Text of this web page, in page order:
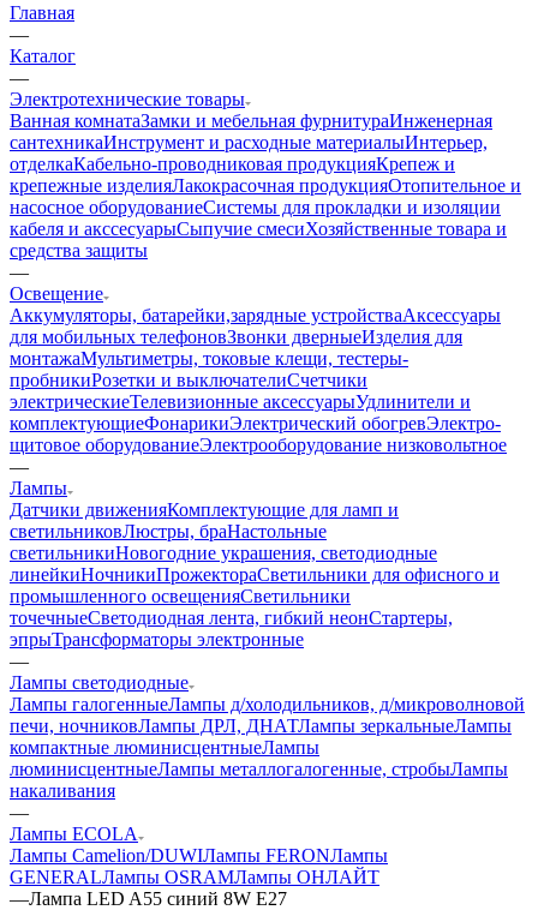
Главная
—
Каталог
—
Электротехнические товары
Ванная комнатаЗамки и мебельная фурнитураИнженерная
сантехникаИнструмент и расходные материалыИнтерьер,
отделкаКабельно-проводниковая продукцияКрепеж и
крепежные изделияЛакокрасочная продукцияОтопительное и
насосное оборудованиеСистемы для прокладки и изоляции
кабеля и акссесуарыСыпучие смесиХозяйственные товара и
средства защиты
—
Освещение
Аккумуляторы, батарейки,зарядные устройстваАксессуары
для мобильных телефоновЗвонки дверныеИзделия для
монтажаМультиметры, токовые клещи, тестеры-
пробникиРозетки и выключателиСчетчики
электрическиеТелевизионные аксессуарыУдлинители и
комплектующиеФонарикиЭлектрический обогревЭлектро-
щитовое оборудованиеЭлектрооборудование низковольтное
—
Лампы
Датчики движенияКомплектующие для ламп и
светильниковЛюстры, браНастольные
светильникиНовогодние украшения, светодиодные
линейкиНочникиПрожектораСветильники для офисного и
промышленного освещенияСветильники
точечныеСветодиодная лента, гибкий неонСтартеры,
эпрыТрансформаторы электронные
—
Лампы светодиодные
Лампы галогенныеЛампы д/холодильников, д/микроволновой
печи, ночниковЛампы ДРЛ, ДНАТЛампы зеркальныеЛампы
компактные люминисцентныеЛампы
люминисцентныеЛампы металлогалогенные, стробыЛампы
накаливания
—
Лампы ECOLA
Лампы Camelion/DUWIЛампы FERONЛампы
GENERALЛампы OSRAMЛампы ОНЛАЙТ
—Лампа LED A55 синий 8W Е27